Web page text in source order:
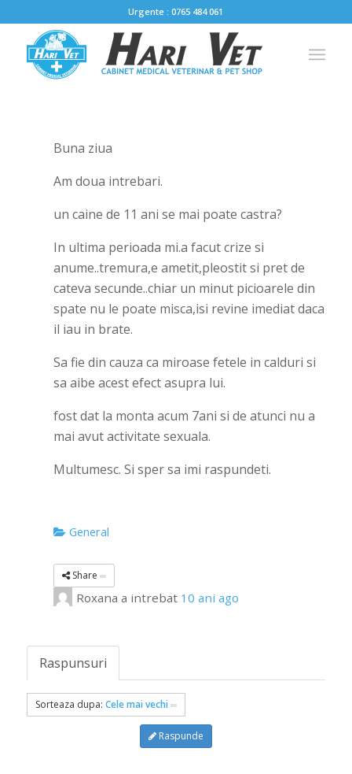
Urgente : 0765 484 061
Buna ziua
Am doua intrebari.
un caine de 11 ani se mai poate castra?
In ultima perioada mi.a facut crize si
anume..tremura,e ametit,pleostit si pret de
cateva secunde..chiar un minut picioarele din
spate nu le poate misca,isi revine imediat daca
il iau in brate.
Sa fie din cauza ca miroase fetele in calduri si
sa aibe acest efect asupra lui.
fost dat la monta acum 7ani si de atunci nu a
mai avut activitate sexuala.
Multumesc. Si sper sa imi raspundeti.
General
Share
Roxana a intrebat 10 ani ago
Raspunsuri
Sorteaza dupa: Cele mai vechi
Raspunde